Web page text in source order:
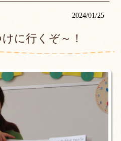
2024/01/25
に行くぞ～！